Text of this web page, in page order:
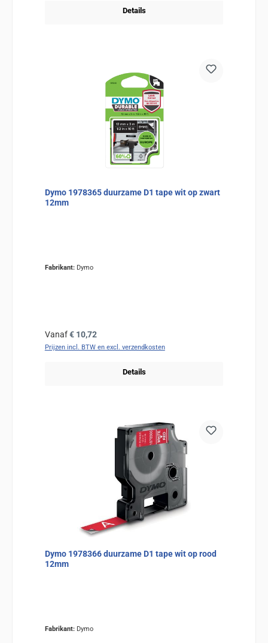
Details
Dymo 1978365 duurzame D1 tape wit op zwart
12mm
Fabrikant: Dymo
Normale prijs:
Vanaf€ 10,72
Prijzen incl. BTW en excl. verzendkosten
Details
Dymo 1978366 duurzame D1 tape wit op rood
12mm
Fabrikant: Dymo